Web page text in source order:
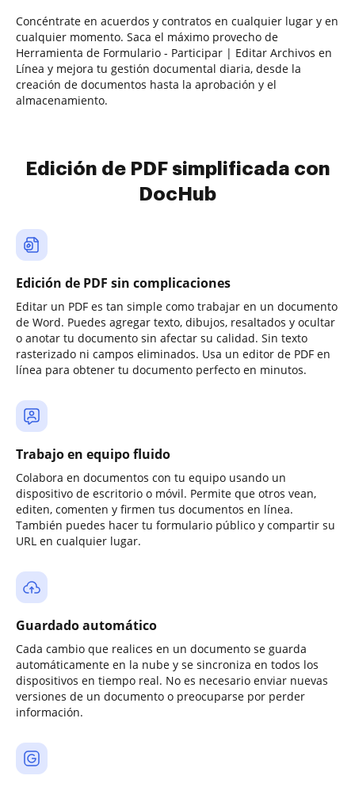
Concéntrate en acuerdos y contratos en cualquier lugar y en
cualquier momento. Saca el máximo provecho de
Herramienta de Formulario - Participar | Editar Archivos en
Línea y mejora tu gestión documental diaria, desde la
creación de documentos hasta la aprobación y el
almacenamiento.
Edición de PDF simplificada con
DocHub
Edición de PDF sin complicaciones
Editar un PDF es tan simple como trabajar en un documento
de Word. Puedes agregar texto, dibujos, resaltados y ocultar
o anotar tu documento sin afectar su calidad. Sin texto
rasterizado ni campos eliminados. Usa un editor de PDF en
línea para obtener tu documento perfecto en minutos.
Trabajo en equipo fluido
Colabora en documentos con tu equipo usando un
dispositivo de escritorio o móvil. Permite que otros vean,
editen, comenten y firmen tus documentos en línea.
También puedes hacer tu formulario público y compartir su
URL en cualquier lugar.
Guardado automático
Cada cambio que realices en un documento se guarda
automáticamente en la nube y se sincroniza en todos los
dispositivos en tiempo real. No es necesario enviar nuevas
versiones de un documento o preocuparse por perder
información.